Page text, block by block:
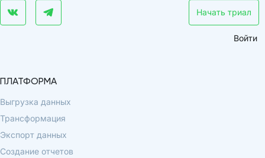
Начать триал
Войти
ПЛАТФОРМА
Выгрузка данных
Трансформация
Экспорт данных
Создание отчетов